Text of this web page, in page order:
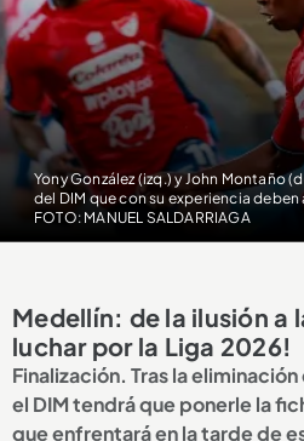
Yony González (izq.) y John Montaño
del DIM que con su experiencia
FOTO: MANUEL SALDARRIAGA
Medellín: de la ilusión a
luchar por la Liga 2026!
Finalización. Tras la
el DIM tendrá que ponerle la
que enfrentará en la tarde de